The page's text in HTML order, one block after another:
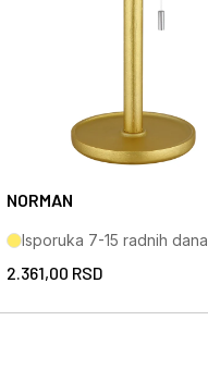
NORMAN
Isporuka 7-15 radnih dana
2.361,00 RSD